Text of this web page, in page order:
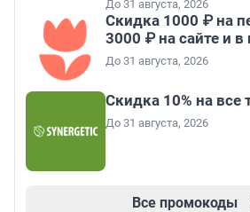
До 31 августа, 2026
Скидка 1000 ₽ на
3000 ₽ на сайте и
До 31 августа, 2026
Скидка 10% на все
До 31 августа, 2026
Все промокоды